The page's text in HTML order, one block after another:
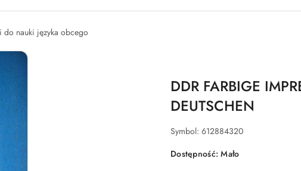
do nauki języka obcego
DDR FARBIGE
DEUTSCHEN
Symbol: 612884320
Dostępność:Mało